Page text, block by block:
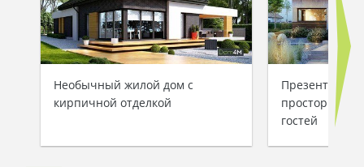
Необычный жилой дом с
кирпичной отделкой
просторной
гостей